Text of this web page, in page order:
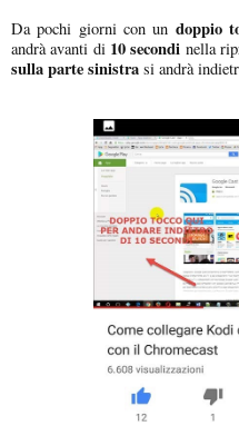
Da pochi giorni con un doppio
andrà avanti di10 secondi nella
sulla parte sinistra si andrà